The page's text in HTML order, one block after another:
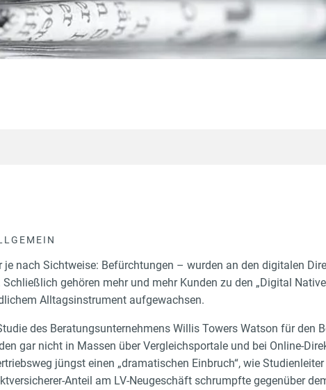
nach Sichtweise: Befürchtungen – wurden an den digitalen
gehören mehr und mehr Kunden zu den „Digital
Alltagsinstrument aufgewachsen.
des Beratungsunternehmens Willis Towers Watson für den
gar nicht in Massen über Vergleichsportale und bei Online-
jüngst einen „dramatischen Einbruch“, wie
Anteil am LV-Neugeschäft schrumpfte gegenüber